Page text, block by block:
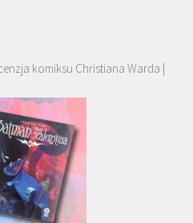
komiksu Christiana Warda |